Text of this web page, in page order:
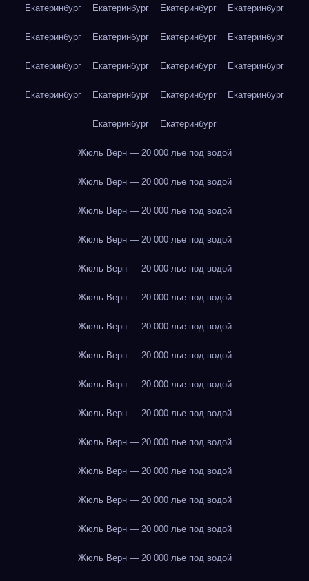
Екатеринбург Екатеринбург Екатеринбург Екатеринбург
Екатеринбург Екатеринбург Екатеринбург Екатеринбург
Екатеринбург Екатеринбург Екатеринбург Екатеринбург
Екатеринбург Екатеринбург Екатеринбург Екатеринбург
Екатеринбург Екатеринбург
Жюль Верн — 20 000 лье под водой
Жюль Верн — 20 000 лье под водой
Жюль Верн — 20 000 лье под водой
Жюль Верн — 20 000 лье под водой
Жюль Верн — 20 000 лье под водой
Жюль Верн — 20 000 лье под водой
Жюль Верн — 20 000 лье под водой
Жюль Верн — 20 000 лье под водой
Жюль Верн — 20 000 лье под водой
Жюль Верн — 20 000 лье под водой
Жюль Верн — 20 000 лье под водой
Жюль Верн — 20 000 лье под водой
Жюль Верн — 20 000 лье под водой
Жюль Верн — 20 000 лье под водой
Жюль Верн — 20 000 лье под водой